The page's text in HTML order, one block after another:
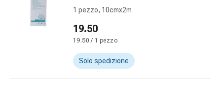
cardiaca
Calze
compressione
Disturbi
1 pezzo, 10cmx2m
19.50
19.50 / 1 pezzo
Solo spedizione